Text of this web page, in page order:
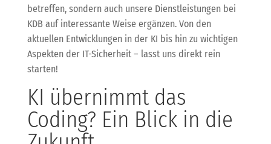
betreffen, sondern auch unsere Dienstleistungen bei
KDB auf interessante Weise ergänzen. Von den
aktuellen Entwicklungen in der KI bis hin zu wichtigen
Aspekten der IT-Sicherheit – lasst uns direkt rein
starten!
KI übernimmt das
Coding? Ein Blick in die